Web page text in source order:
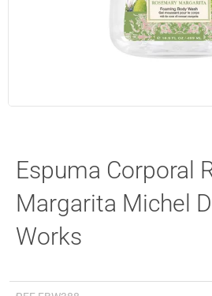
Espuma Corporal
Margarita Michel
Works